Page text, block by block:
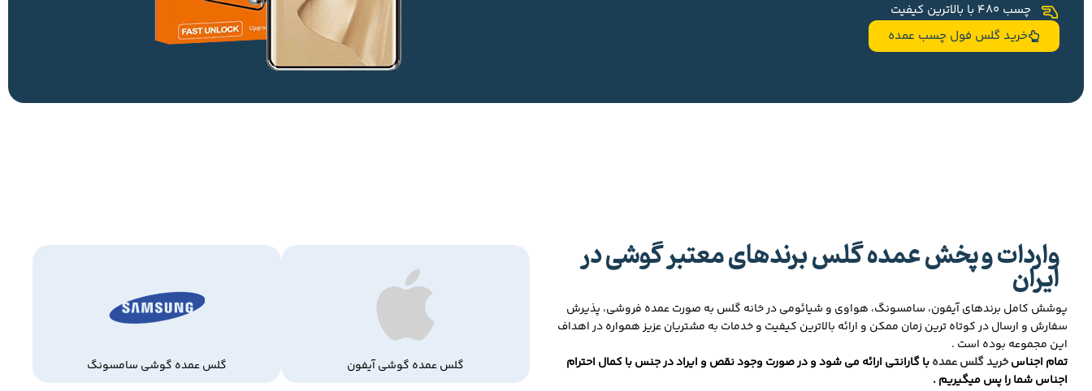
چسب 480 با بالاترین کیفیت
خرید گلس فول چسب عمده
واردات و پخش عمده گلس برندهای معتبر گوشی در
ایران
پوشش کامل برندهای آیفون، سامسونگ، هواوی و شیائومی در خانه گلس به صورت عمده فروشی، پذیرش
سفارش و ارسال در کوتاه ترین زمان ممکن و ارائه بالاترین کیفیت و خدمات به مشتریان عزیز همواره در اهداف
این مجموعه بوده است .
تمام اجناسخرید گلس عمدهبا گارانتی ارائه می شود و در صورت وجود نقص و ایراد در جنس با کمال احترام
اجناس شما را پس میگیریم .
گلس عمده گوشی آیفون گلس عمده گوشی سامسونگ